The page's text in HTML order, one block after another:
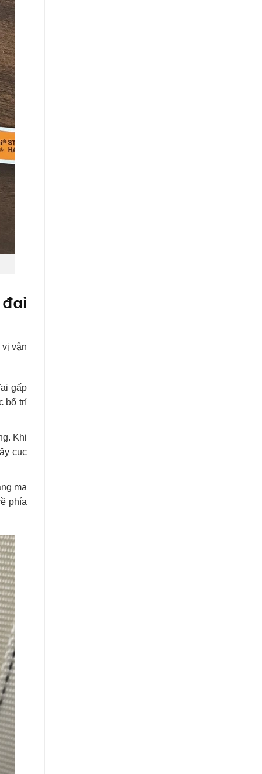
vận
gấp
bố trí
Khi
cục
ma
phía